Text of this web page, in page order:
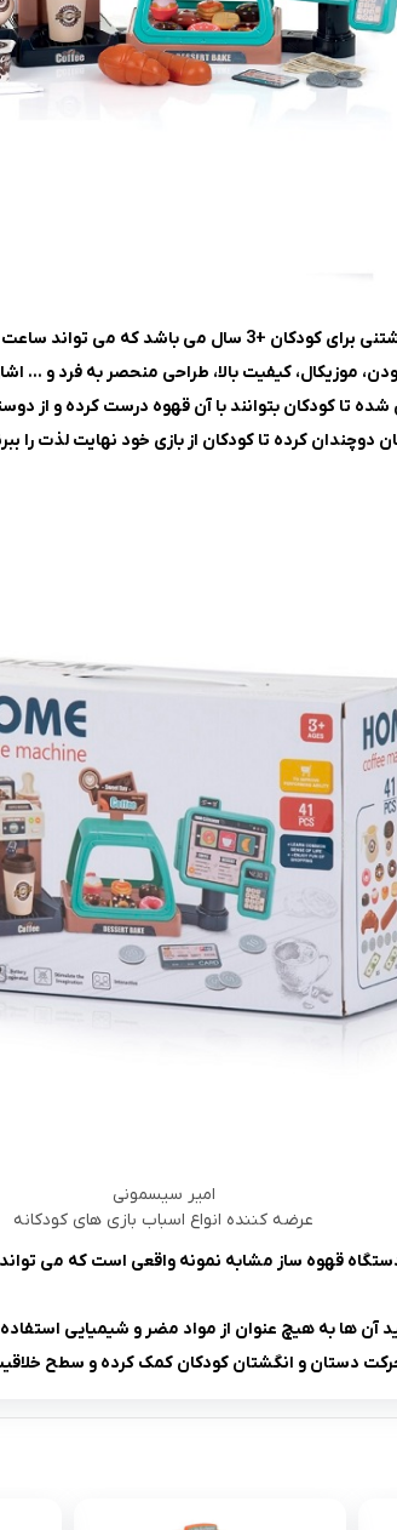
موزیکال، کیفیت بالا، طراحی منحصر به فرد و …
دوچندان کرده تا کودکان از بازی خود نهایت لذت را
امیر سیسمونی
عرضه کننده انواع اسباب بازی های کودکانه
قهوه ساز مشابه نمونه واقعی است که می تواند
ها به هیچ عنوان از مواد مضر و شیمیایی
دستان و انگشتان کودکان کمک کرده و سطح